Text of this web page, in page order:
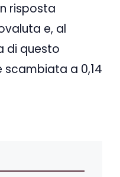
risposta
e, al
di questo
a 0,14